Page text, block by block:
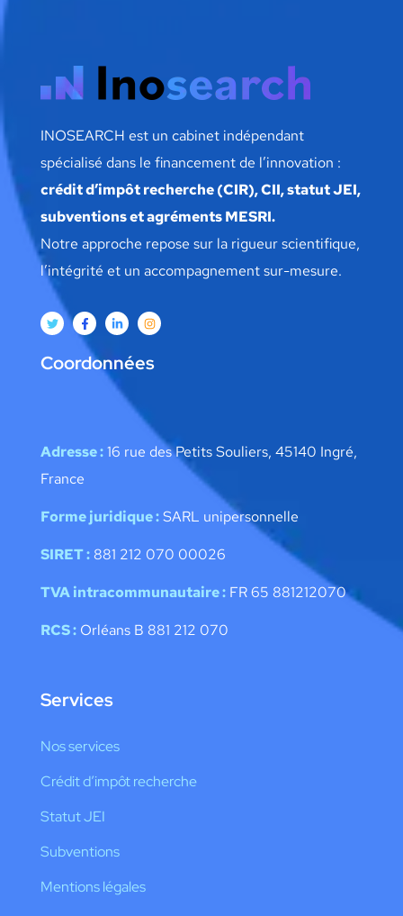
INOSEARCH est un cabinet indépendant
spécialisé dans le financement de l’innovation :
crédit d’impôt recherche (CIR), CII, statut JEI,
subventions et agréments MESRI.
Notre approche repose sur la rigueur scientifique,
l’intégrité et un accompagnement sur-mesure.
Coordonnées
Adresse :16 rue des Petits Souliers, 45140 Ingré,
France
Forme juridique :SARL unipersonnelle
SIRET : 881 212 070 00026
TVA intracommunautaire : FR 65 881212070
RCS : Orléans B 881 212 070
Services
Nos services
Crédit d’impôt recherche
Statut JEI
Subventions
Mentions légales